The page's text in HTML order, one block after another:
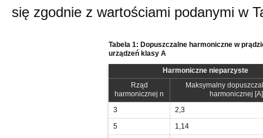
się zgodnie z wartościami podanymi w
Tabela 1: Dopuszczalne harmoniczne w
urządzeń klasy A
Harmoniczne nieparzyste
Rząd
harmonicznej n
Maksymalny
harmonicznej [A]
3
2,3
5
1,14